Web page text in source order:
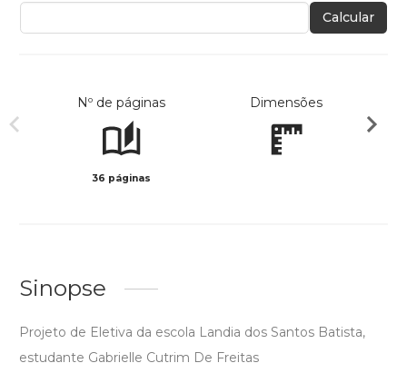
Calcular
Nº de páginas
36 páginas
Dimensões
Sinopse
Projeto de Eletiva da escola Landia dos Santos Batista,
estudante Gabrielle Cutrim De Freitas